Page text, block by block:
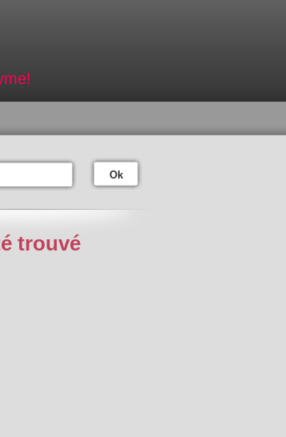
Ok
trouvé